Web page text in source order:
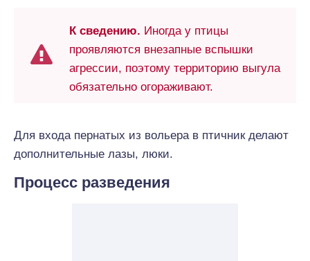
К сведению. Иногда у птицы
проявляются внезапные вспышки
агрессии, поэтому территорию выгула
обязательно огораживают.
Для входа пернатых из вольера в птичник делают
дополнительные лазы, люки.
Процесс разведения